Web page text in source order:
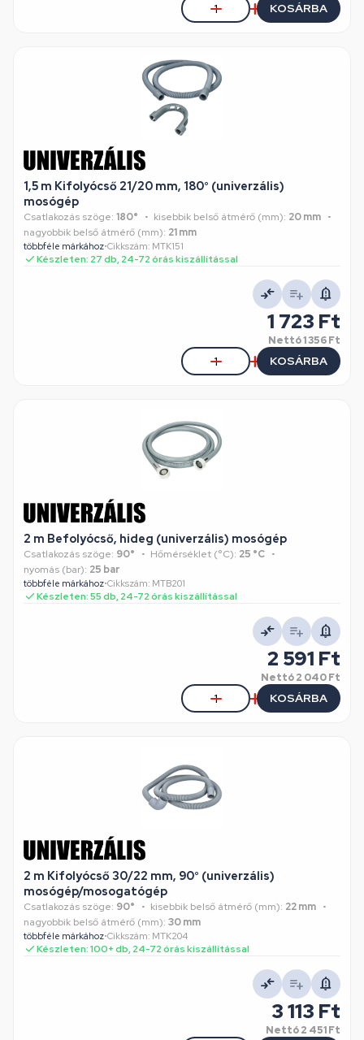
KOSÁRBA
1,5 m Kifolyócső 21/20 mm, 180° (univerzális)
mosógép
Csatlakozás szöge: 180° kisebbik belső átmérő (mm): 20 mm
nagyobbik belső átmérő (mm): 21 mm
többféle márkához•Cikkszám: MTK151
Készleten: 27 db, 24-72 órás kiszállítással
1 723 Ft
Nettó1 356 Ft
KOSÁRBA
2 m Befolyócső, hideg (univerzális) mosógép
Csatlakozás szöge: 90° Hőmérséklet (°C): 25 °C
nyomás (bar): 25 bar
többféle márkához•Cikkszám: MTB201
Készleten: 55 db, 24-72 órás kiszállítással
2 591 Ft
Nettó2 040 Ft
KOSÁRBA
2 m Kifolyócső 30/22 mm, 90° (univerzális)
mosógép/mosogatógép
Csatlakozás szöge: 90° kisebbik belső átmérő (mm): 22 mm
nagyobbik belső átmérő (mm): 30 mm
többféle márkához•Cikkszám: MTK204
Készleten: 100+ db, 24-72 órás kiszállítással
3 113 Ft
Nettó2 451 Ft